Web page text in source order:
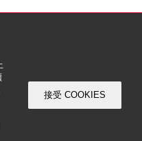
接受 COOKIES
有限公司)